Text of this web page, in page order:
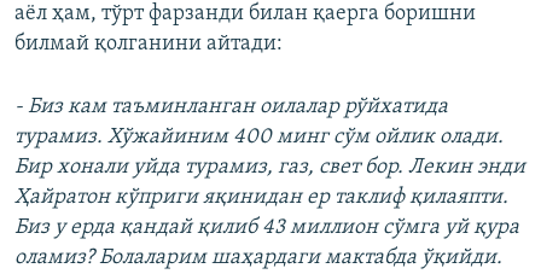
аёл ҳам, тўрт фарзанди билан қаерга боришни
билмай қолганини айтади:
- Биз кам таъминланган оилалар рўйхатида
турамиз. Хўжайиним 400 минг сўм ойлик олади.
Бир хонали уйда турамиз, газ, свет бор. Лекин энди
Ҳайратон кўприги яқинидан ер таклиф қилаяпти.
Биз у ерда қандай қилиб 43 миллион сўмга уй қура
оламиз? Болаларим шаҳардаги мактабда ўқийди.